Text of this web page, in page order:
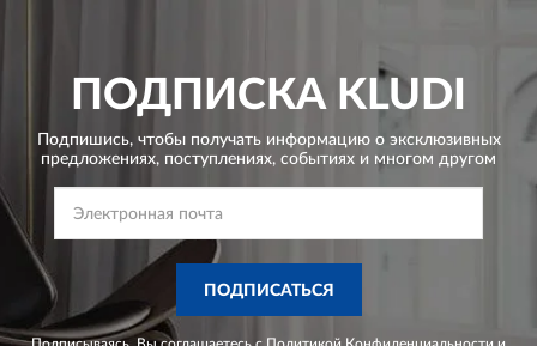
ПОДПИСКА KLUDI
Подпишись, чтобы получать информацию о эксклюзивных
предложениях, поступлениях, событиях и многом другом
ПОДПИСАТЬСЯ